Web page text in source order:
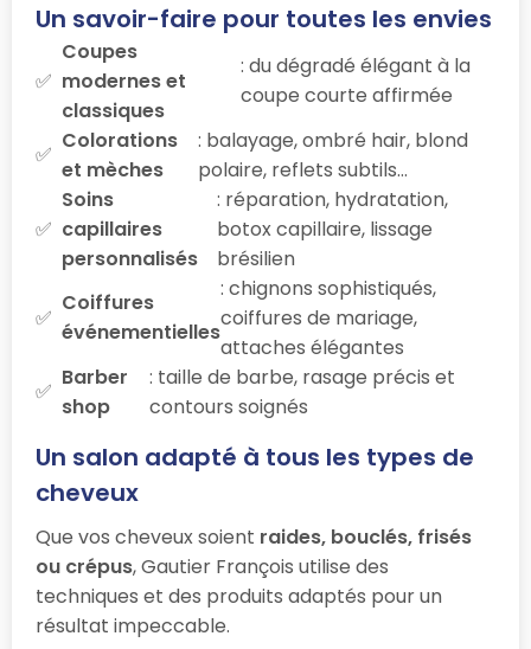
Un savoir-faire pour toutes les envies
Coupes
modernes et
classiques
: du dégradé élégant à la
coupe courte affirmée
Colorations
et mèches
: balayage, ombré hair, blond
polaire, reflets subtils…
Soins
capillaires
personnalisés
: réparation, hydratation,
botox capillaire, lissage
brésilien
Coiffures
événementielles
: chignons sophistiqués,
coiffures de mariage,
attaches élégantes
Barber
shop
: taille de barbe, rasage précis et
contours soignés
Un salon adapté à tous les types de
cheveux
Que vos cheveux soient raides, bouclés, frisés
ou crépus, Gautier François utilise des
techniques et des produits adaptés pour un
résultat impeccable.